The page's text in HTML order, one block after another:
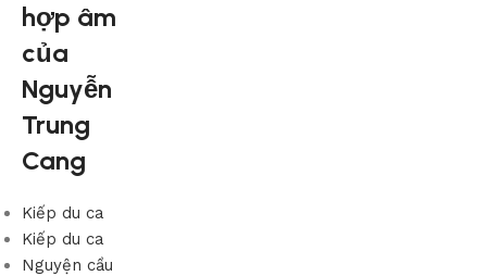
hợp âm
của
Nguyễn
Trung
Cang
Kiếp du ca
Kiếp du ca
Nguyện cầu